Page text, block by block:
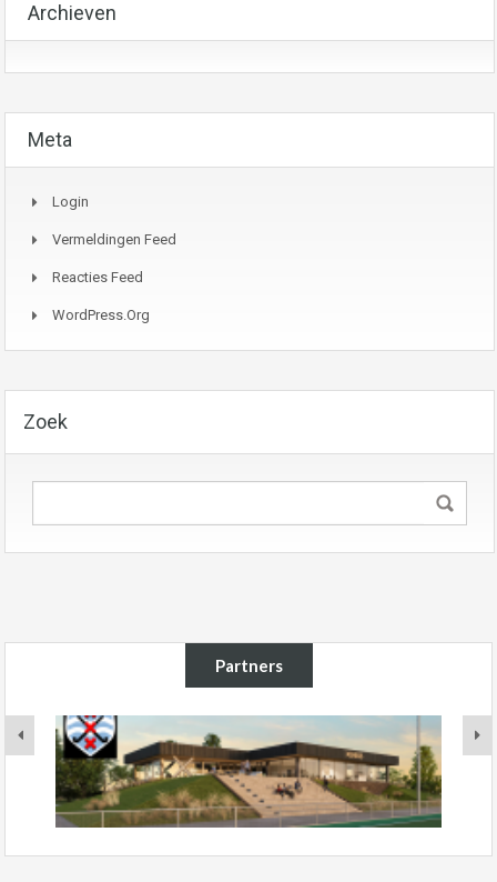
Archieven
Meta
Login
Vermeldingen Feed
Reacties Feed
WordPress.org
Zoek
Partners